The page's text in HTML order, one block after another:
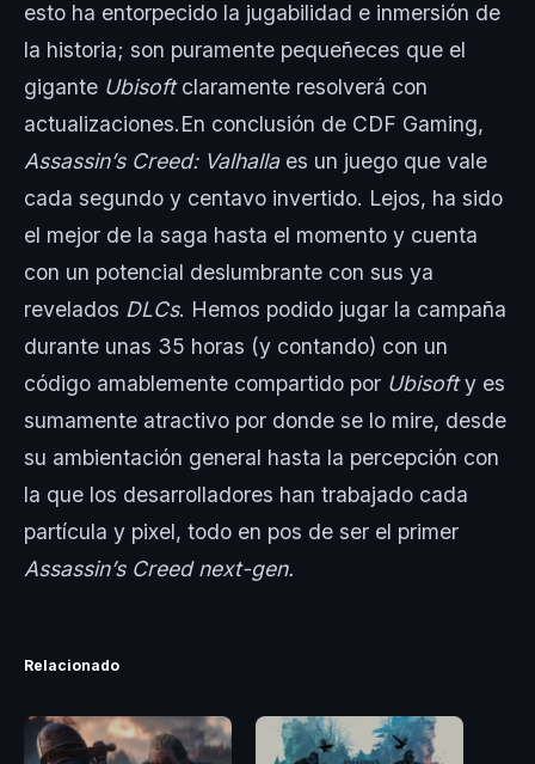
esto ha entorpecido la jugabilidad e inmersión de
la historia; son puramente pequeñeces que el
gigante Ubisoftclaramente resolverá con
actualizaciones.En conclusión de CDF Gaming,
Assassin’s Creed: Valhalla es un juego que vale
cada segundo y centavo invertido. Lejos, ha sido
el mejor de la saga hasta el momento y cuenta
con un potencial deslumbrante con sus ya
revelados DLCs. Hemos podido jugar la campaña
durante unas 35 horas (y contando) con un
código amablemente compartido por Ubisofty es
sumamente atractivo por donde se lo mire, desde
su ambientación general hasta la percepción con
la que los desarrolladores han trabajado cada
partícula y pixel, todo en pos de ser el primer
Assassin’s Creed next-gen.
Relacionado